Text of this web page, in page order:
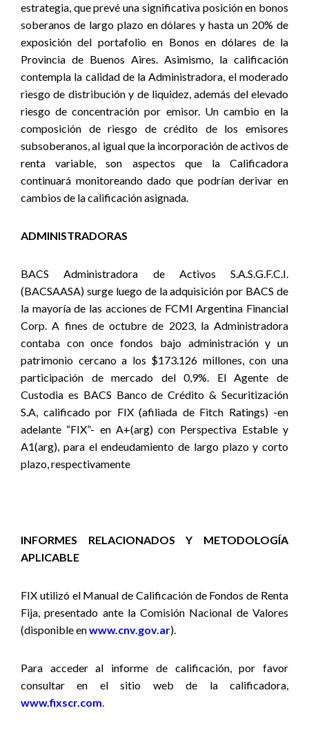
estrategia, que prevé una significativa posición en bonos
soberanos de largo plazo en dólares y hasta un 20% de
exposición del portafolio en Bonos en dólares de la
Provincia de Buenos Aires. Asimismo, la calificación
contempla la calidad de la Administradora, el moderado
riesgo de distribución y de liquidez, además del elevado
riesgo de concentración por emisor. Un cambio en la
composición de riesgo de crédito de los emisores
subsoberanos, al igual que la incorporación de activos de
renta variable, son aspectos que la Calificadora
continuará monitoreando dado que podrían derivar en
cambios de la calificación asignada.
ADMINISTRADORAS
BACS Administradora de Activos S.A.S.G.F.C.I.
(BACSAASA) surge luego de la adquisición por BACS de
la mayoría de las acciones de FCMI Argentina Financial
Corp. A fines de octubre de 2023, la Administradora
contaba con once fondos bajo administración y un
patrimonio cercano a los $173.126 millones, con una
participación de mercado del 0,9%. El Agente de
Custodia es BACS Banco de Crédito & Securitización
S.A, calificado por FIX (afiliada de Fitch Ratings) -en
adelante “FIX”- en A+(arg) con Perspectiva Estable y
A1(arg), para el endeudamiento de largo plazo y corto
plazo, respectivamente
INFORMES RELACIONADOS Y METODOLOGÍA
APLICABLE
FIX utilizó el Manual de Calificación de Fondos de Renta
Fija, presentado ante la Comisión Nacional de Valores
(disponible enwww.cnv.gov.ar).
Para acceder al informe de calificación, por favor
consultar en el sitio web de la calificadora,
www.fixscr.com.